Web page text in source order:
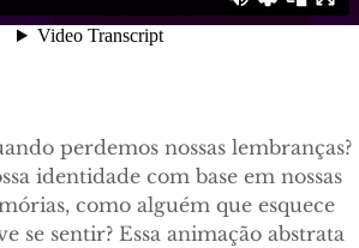
perdemos nossas lembranças?
identidade com base em nossas
como alguém que esquece
se sentir? Essa animação abstrata